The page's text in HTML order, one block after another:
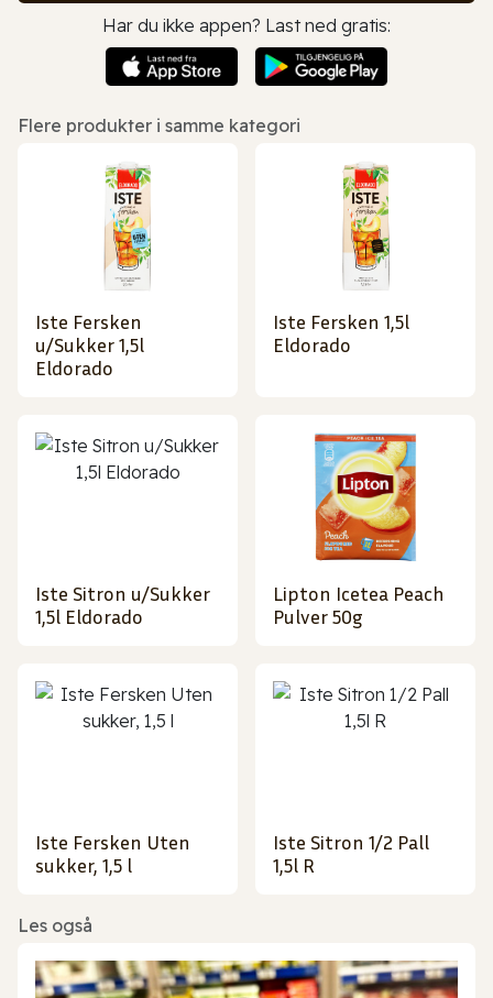
Har du ikke appen? Last ned gratis:
Flere produkter i samme kategori
Iste Fersken
u/Sukker 1,5l
Eldorado
Iste Fersken 1,5l
Eldorado
Iste Sitron u/Sukker
1,5l Eldorado
Lipton Icetea Peach
Pulver 50g
Iste Fersken Uten
sukker, 1,5 l
Iste Sitron 1/2 Pall
1,5l R
Les også